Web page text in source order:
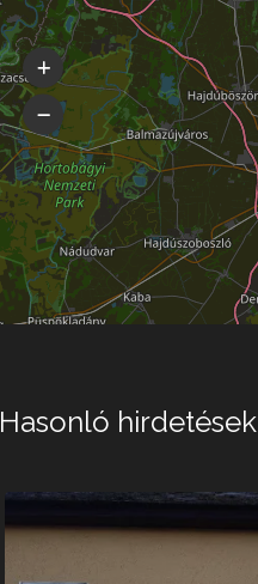
Hasonló hirdetések